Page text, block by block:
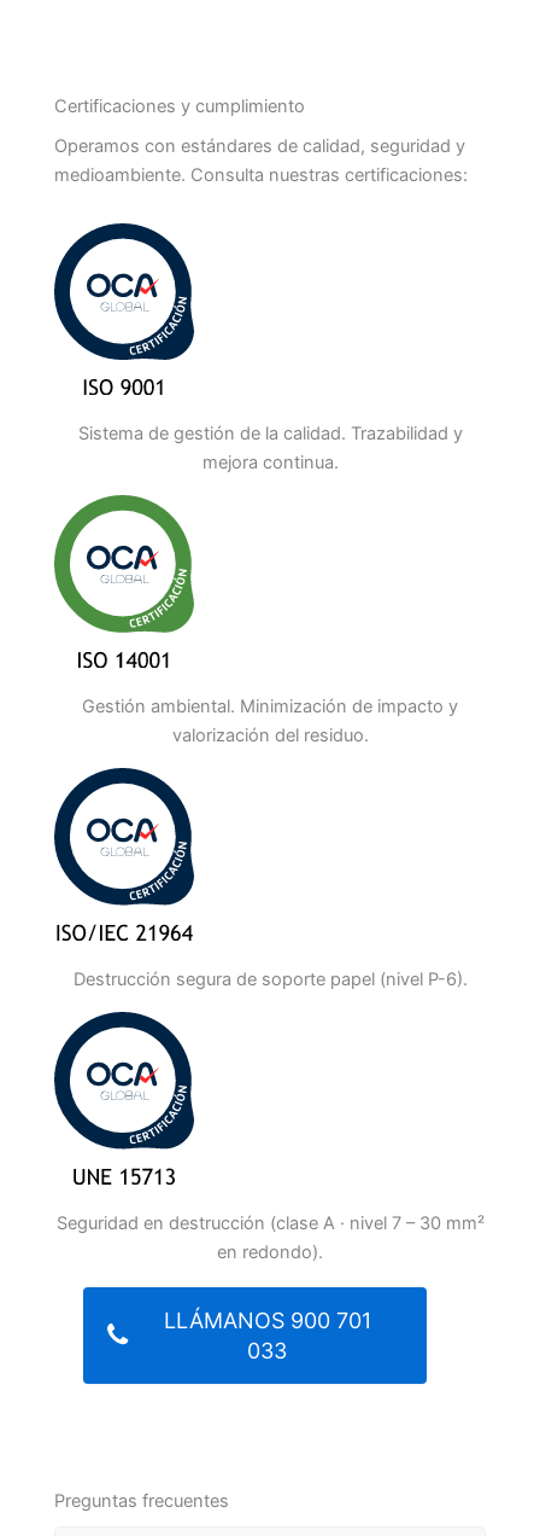
Certificaciones y cumplimiento
Operamos con estándares de calidad, seguridad y
medioambiente. Consulta nuestras certificaciones:
Sistema de gestión de la calidad. Trazabilidad y
mejora continua.
Gestión ambiental. Minimización de impacto y
valorización del residuo.
Destrucción segura de soporte papel (nivel P-6).
Seguridad en destrucción (clase A · nivel 7 – 30 mm²
en redondo).
LLÁMANOS 900 701
033
Preguntas frecuentes